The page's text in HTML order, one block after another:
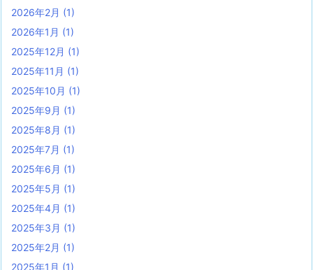
2026年2月 (1)
2026年1月 (1)
2025年12月 (1)
2025年11月 (1)
2025年10月 (1)
2025年9月 (1)
2025年8月 (1)
2025年7月 (1)
2025年6月 (1)
2025年5月 (1)
2025年4月 (1)
2025年3月 (1)
2025年2月 (1)
2025年1月 (1)